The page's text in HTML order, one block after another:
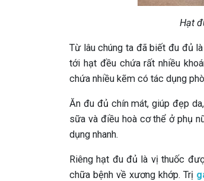
Hạt
Từ lâu chúng ta đã biết đu đủ
tới hạt đều chứa rất nhiều
chứa nhiều kẽm có tác dụng
Ăn đu đủ chín mát, giúp đẹp
sữa và điều hoà cơ thể ở phụ
dụng nhanh.
Riêng hạt đu đủ là vị thuốc
chữa bệnh về xương khớp. Trị